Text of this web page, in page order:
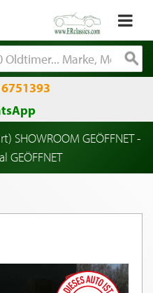
GEÖFFNET -